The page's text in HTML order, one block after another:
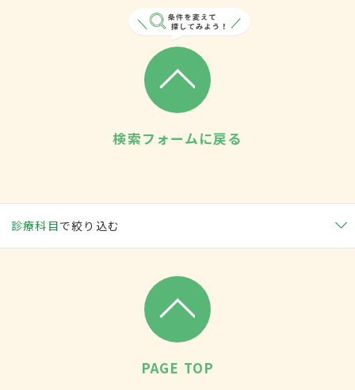
検索フォームに戻る
診療科目で絞り込む
PAGE TOP